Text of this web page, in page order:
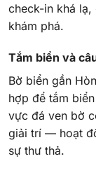
check-in khá
khám phá.
Tắm biển và
Bờ biển gần
hợp để tắm
vực đá ven bờ
giải trí — hoạt
sự thư thả.